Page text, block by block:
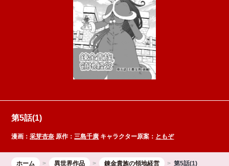
第5話(1)
漫画：采芽杏奈 原作：三島千廣 キャラクター原案： ともぞ
ホーム 異世界作品 錬金貴族の領地経営 第5話(1)